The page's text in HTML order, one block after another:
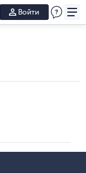
Войти